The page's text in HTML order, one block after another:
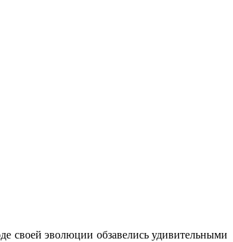
своей эволюции обзавелись удивительными